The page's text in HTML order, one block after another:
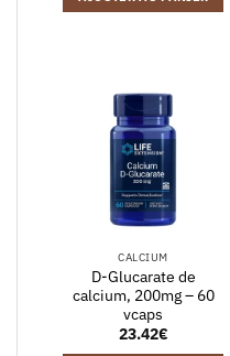
CALCIUM
D-Glucarate de
calcium, 200mg – 60
vcaps
23.42€